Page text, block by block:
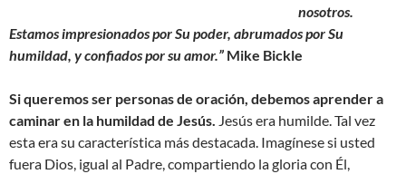
nosotros.
Estamos impresionados por Su poder, abrumados por Su
humildad, y confiados por su amor.” Mike Bickle
Si queremos ser personas de oración, debemos aprender a
caminar en la humildad de Jesús. Jesús era humilde. Tal vez
esta era su característica más destacada. Imagínese si usted
fuera Dios, igual al Padre, compartiendo la gloria con Él,